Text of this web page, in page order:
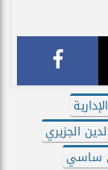
الجزيري
ساسي